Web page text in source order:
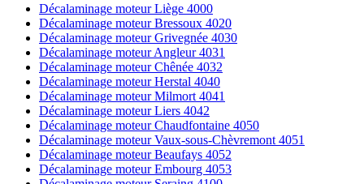
Décalaminage moteur Liège 4000
Décalaminage moteur Bressoux 4020
Décalaminage moteur Grivegnée 4030
Décalaminage moteur Angleur 4031
Décalaminage moteur Chênée 4032
Décalaminage moteur Herstal 4040
Décalaminage moteur Milmort 4041
Décalaminage moteur Liers 4042
Décalaminage moteur Chaudfontaine 4050
Décalaminage moteur Vaux-sous-Chèvremont 4051
Décalaminage moteur Beaufays 4052
Décalaminage moteur Embourg 4053